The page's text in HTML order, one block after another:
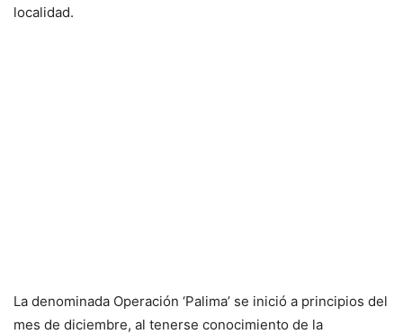
localidad.
La denominada Operación ‘Palima’ se inició a principios del
mes de diciembre, al tenerse conocimiento de la